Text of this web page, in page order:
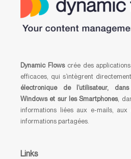
Dynamic Flowscrée des
efficaces, qui s’intègrent
électronique de l’utilisateur,
Windows et sur les Smartphones,
informations liées aux e-mails,
informations partagées.
Links